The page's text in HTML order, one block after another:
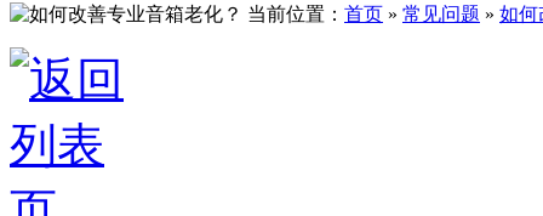
当前位置： 首页 » 常见问题 » 如何